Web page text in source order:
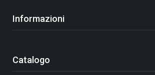
Informazioni
Catalogo